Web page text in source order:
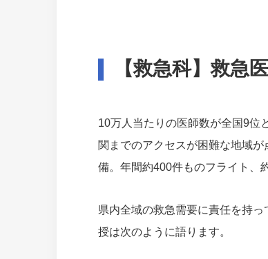
【救急科】救急
10万人当たりの医師数が全国9位
関までのアクセスが困難な地域
備。年間約400件ものフライト、
県内全域の救急需要に責任を持
授は次のように語ります。